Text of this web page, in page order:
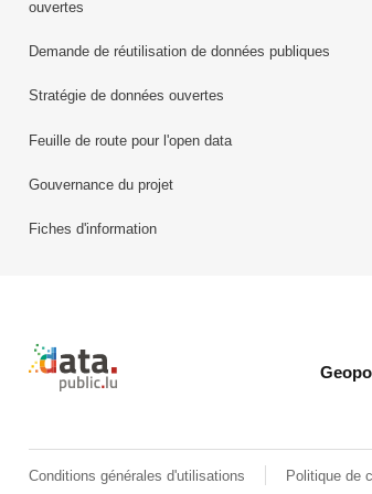
ouvertes
Demande de réutilisation de données publiques
Stratégie de données ouvertes
Feuille de route pour l'open data
Gouvernance du projet
Fiches d'information
Retour à l'accueil de data.public.lu
Conditions générales d'utilisations Politique de